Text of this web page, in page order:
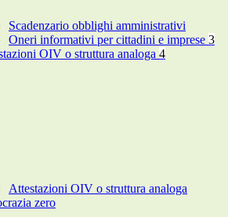
Scadenzario obblighi amministrativi
Oneri informativi per cittadini e imprese 3
OIV o struttura analoga 4
Attestazioni OIV o struttura analoga
zero